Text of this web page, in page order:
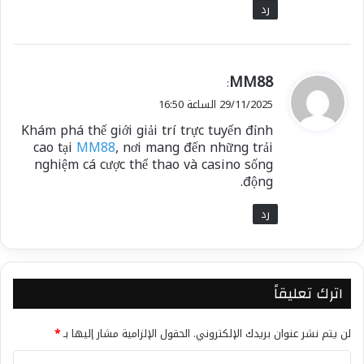
رد
ي
ق
ل
MM88
:
29/11/2025 الساعة 16:50
Khám phá thế giới giải trí trực tuyến đỉnh
cao tại MM88, nơi mang đến những trải
nghiệm cá cược thể thao và casino sống
động.
رد
اترك تعليقاً
لن يتم نشر عنوان بريدك الإلكتروني. الحقول الإلزامية مشار إليها بـ*